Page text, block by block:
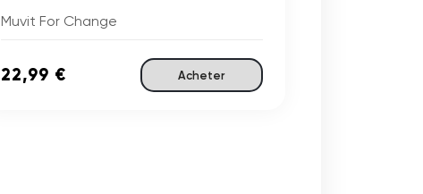
Muvit For Change
22,99 € Acheter